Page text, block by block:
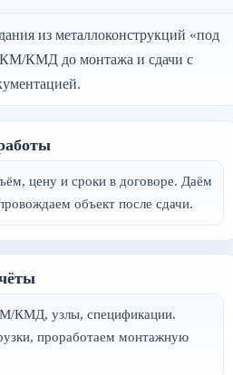
из металлоконструкций «под
КМ/КМД до монтажа и сдачи с
цену и сроки в договоре. Даём
объект после сдачи.
КМД, узлы, спецификации.
проработаем монтажную